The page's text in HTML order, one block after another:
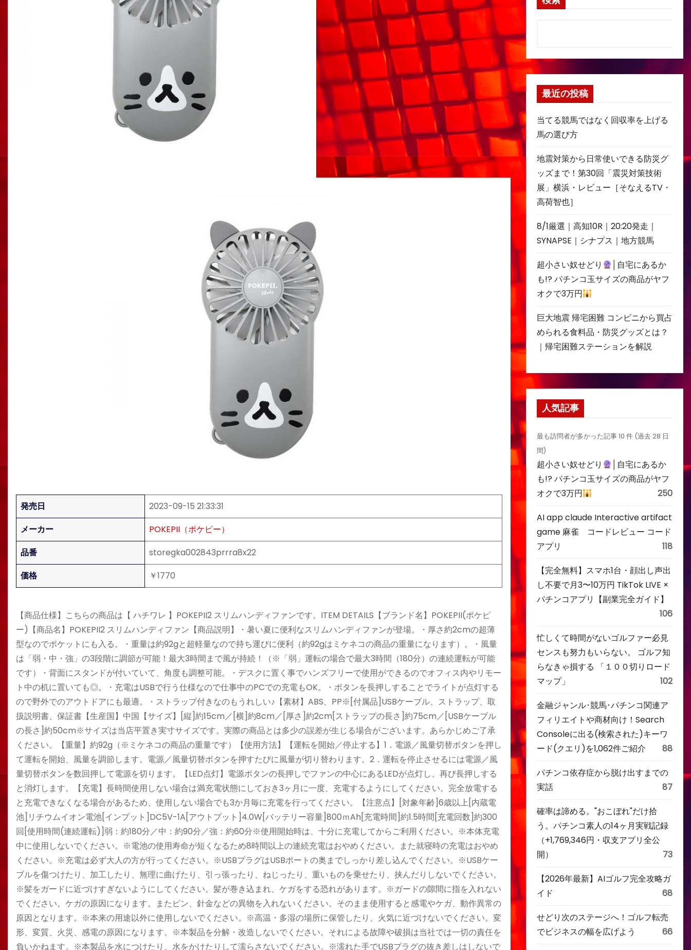
発売日
2023-09-15 21:33:31
メーカー
POKEPII（ポケピー）
品番
storegka002843prrra8x22
価格
￥1770
【商品仕様】こちらの商品は【 ハチワレ 】POKEPII2 スリムハンディファンです。ITEM DETAILS【ブランド名】POKEPII(ポケピ
ー)【商品名】POKEPII2 スリムハンディファン【商品説明】・暑い夏に便利なスリムハンディファンが登場。・厚さ約2cmの超薄
型なのでポケットにも入る。・重量は約92gと超軽量なので持ち運びに便利（約92gはミケネコの商品の重量になります）。・風量
は「弱・中・強」の3段階に調節が可能！最大3時間まで風が持続！（※「弱」運転の場合で最大3時間（180分）の連続運転が可能
です）・背面にスタンドが付いていて、角度も調整可能。・デスクに置く事でハンズフリーで使用ができるのでオフィス内やリモー
ト中の机に置いても◎。・充電はUSBで行う仕様なので仕事中のPCでの充電もOK。・ボタンを長押しすることでライトが点灯する
ので野外でのアウトドアにも最適。・ストラップ付きなのもうれしい♪【素材】ABS、PP※[付属品]USBケーブル、ストラップ、取
扱説明書、保証書【生産国】中国【サイズ】[縦]約15cm／[横]約8cm／[厚さ]約2cm[ストラップの長さ]約75cm／[USBケーブル
の長さ]約50cm※サイズは当店平置き実寸サイズです。実際の商品とは多少の誤差が生じる場合がございます。あらかじめご了承
ください。【重量】約92g（※ミケネコの商品の重量です）【使用方法】【運転を開始／停止する】1．電源／風量切替ボタンを押し
て運転を開始、風量を調節します。電源／風量切替ボタンを押すたびに風量が切り替わります。2．運転を停止させるには電源／風
量切替ボタンを数回押して電源を切ります。【LED点灯】電源ボタンの長押しでファンの中心にあるLEDが点灯し、再び長押しする
と消灯します。【充電】長時間使用しない場合は満充電状態にしておき3ヶ月に一度、充電するようにしてください。完全放電する
と充電できなくなる場合があるため、使用しない場合でも3か月毎に充電を行ってください。【注意点】[対象年齢]6歳以上[内蔵電
池]リチウムイオン電池[インプット]DC5V-1A[アウトプット]4.0W[バッテリー容量]800ｍAh[充電時間]約1.5時間[充電回数]約300
回[使用時間(連続運転)]弱：約180分／中：約90分／強：約60分※使用開始時は、十分に充電してからご利用ください。※本体充電
中に使用しないでください。※電池の使用寿命が短くなるため8時間以上の連続充電はおやめください。また就寝時の充電はおやめ
ください。※充電は必ず大人の方が行ってください。※USBプラグはUSBポートの奥までしっかり差し込んでください。※USBケー
ブルを傷つけたり、加工したり、無理に曲げたり、引っ張ったり、ねじったり、重いものを乗せたり、挟んだりしないでください。
※髪をガードに近づけすぎないようにしてください。髪が巻き込まれ、ケガをする恐れがあります。※ガードの隙間に指を入れない
でください。ケガの原因になります。またピン、針金などの異物を入れないください。そのまま使用すると感電やケガ、動作異常の
原因となります。※本来の用途以外に使用しないでください。※高温・多湿の場所に保管したり、火気に近づけないでください。変
形、変質、火災、感電の原因になります。※本製品を分解・改造しないでください。それによる故障や破損は当社では一切の責任を
負いかねます。※本製品を水につけたり、水をかけたりして濡らさないでください。※濡れた手でUSBプラグの抜き差しはしないで
最近の投稿
当てる競馬ではなく回収率を上げる
馬の選び方
地震対策から日常使いできる防災グ
ッズまで！第30回「震災対策技術
展」横浜・レビュー［そなえるTV・
高荷智也］
8/1厳選｜高知10R｜20:20発走｜
SYNAPSE｜シナプス｜地方競馬
超小さい奴せどり
│自宅にあるか
も!? パチンコ玉サイズの商品がヤフ
オクで3万円
巨大地震 帰宅困難 コンビニから買占
められる食料品・防災グッズとは？
｜帰宅困難ステーションを解説
人気記事
最も訪問者が多かった記事 10 件 (過去 28 日
間)
超小さい奴せどり
│自宅にあるか
も!? パチンコ玉サイズの商品がヤフ
オクで3万円
250
AI app claude Interactive artifact
game 麻雀 コードレビュー コード
アプリ
118
【完全無料】スマホ1台・顔出し声出
し不要で月3〜10万円 TikTok LIVE ×
パチンコアプリ【副業完全ガイド】
106
忙しくて時間がないゴルファー必見
センスも努力もいらない。 ゴルフ知
らなきゃ損する 「１００切りロード
マップ」
102
金融ジャンル･競馬･パチンコ関連ア
フィリエイトや商材向け！Search
Consoleに出る(検索された)キーワ
ード(クエリ)を1,062件ご紹介
88
パチンコ依存症から脱け出すまでの
実話
87
確率は諦める。"おこぼれ"だけ拾
う。パチンコ素人の14ヶ月実戦記録
（+1,769,346円・収支アプリ全公
開）
73
【2026年最新】AIゴルフ完全攻略ガ
イド
68
せどり次のステージへ！ゴルフ転売
でビジネスの幅を広げよう
66